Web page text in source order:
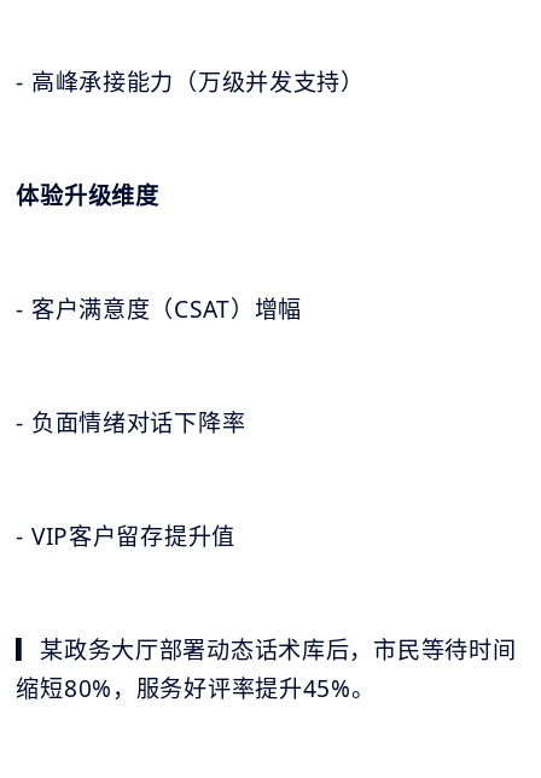
- 高峰承接能力（万级并发支持）
体验升级维度
- 客户满意度（CSAT）增幅
- 负面情绪对话下降率
- VIP客户留存提升值
▎某政务大厅部署动态话术库后，市民等待时间
缩短80%，服务好评率提升45%。